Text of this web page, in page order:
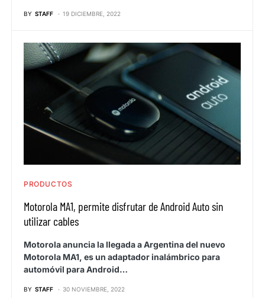
BY STAFF 19 DICIEMBRE, 2022
PRODUCTOS
Motorola MA1, permite disfrutar de Android Auto sin
utilizar cables
Motorola anuncia la llegada a Argentina del nuevo
Motorola MA1, es un adaptador inalámbrico para
automóvil para Android…
BY STAFF 30 NOVIEMBRE, 2022